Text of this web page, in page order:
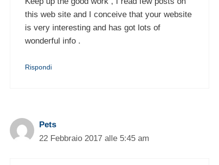
this web site and I conceive that your website
is very interesting and has got lots of
wonderful info .
Rispondi
Pets
22 Febbraio 2017 alle 5:45 am